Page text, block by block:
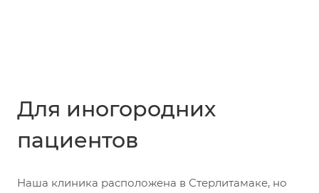
Для иногородних
пациентов
Наша клиника расположена в Стерлитамаке, но